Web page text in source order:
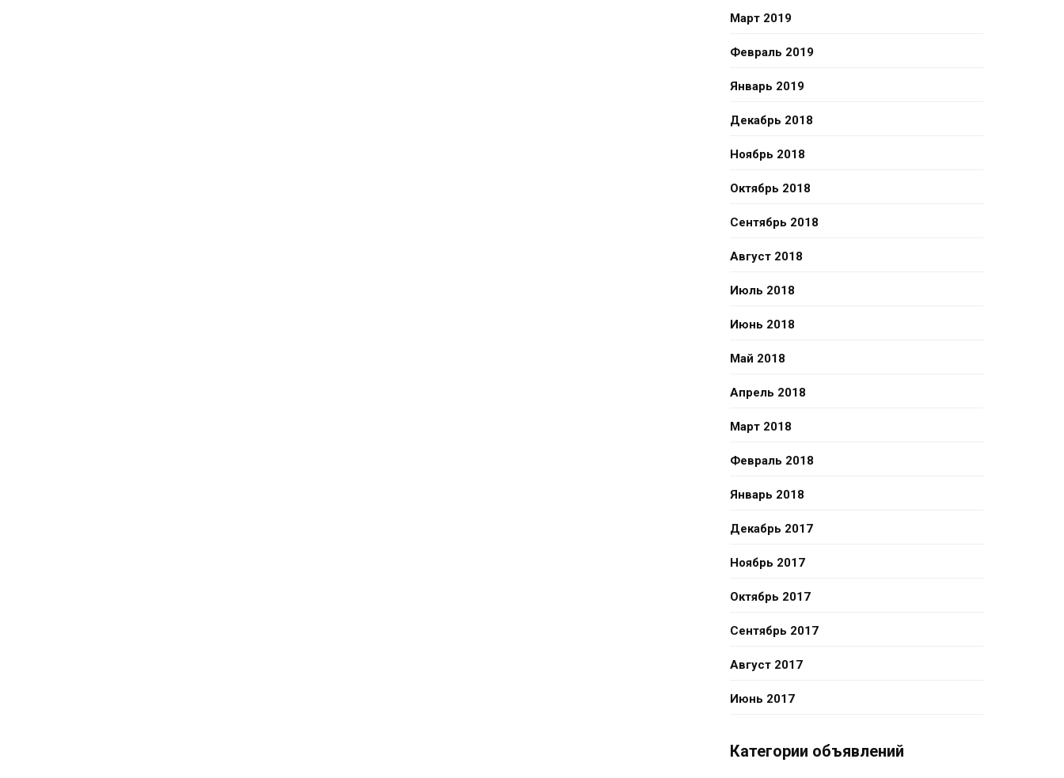
Март 2019
Февраль 2019
Январь 2019
Декабрь 2018
Ноябрь 2018
Октябрь 2018
Сентябрь 2018
Август 2018
Июль 2018
Июнь 2018
Май 2018
Апрель 2018
Март 2018
Февраль 2018
Январь 2018
Декабрь 2017
Ноябрь 2017
Октябрь 2017
Сентябрь 2017
Август 2017
Июнь 2017
Категории объявлений